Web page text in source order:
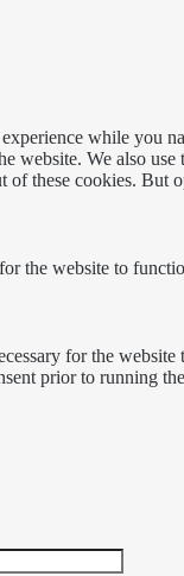
while you
website. We also
of these cookies.
the website to
for the
prior to running